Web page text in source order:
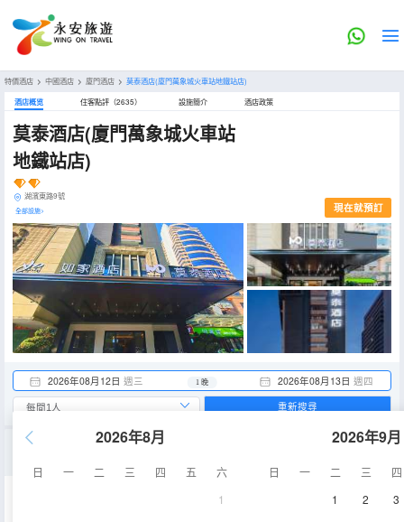
特價酒店 > 中國酒店 > 廈門酒店 > 莫泰酒店(廈門萬象城火車站地鐵站店)
酒店概览 住客點評（2635） 設施簡介 酒店政策
莫泰酒店(廈門萬象城火車站
地鐵站店)
湖濱東路9號
全部設施> 現在就預訂
2026年08月12日 週三 2026年08月13日 週四
1 晚
2026年8月
日 一 二 三 四 五
六
1
2026年9月
日 一 二 三
四
1
2 3
重新搜尋
空調